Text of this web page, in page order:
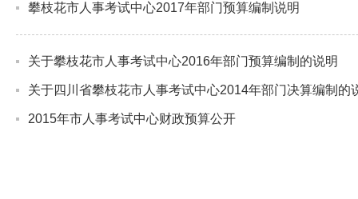
攀枝花市人事考试中心2017年部门预算编制说明
关于攀枝花市人事考试中心2016年部门预算编制的说明
关于四川省攀枝花市人事考试中心2014年部门决算编制的
2015年市人事考试中心财政预算公开